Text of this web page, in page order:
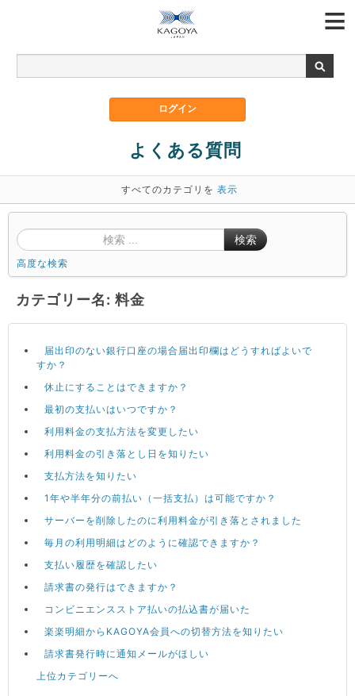
よくある質問
すべてのカテゴリを 表示
検索
高度な検索
カテゴリー名: 料金
届出印のない銀行口座の場合届出印欄はどうすればよいで
すか？
休止にすることはできますか？
最初の支払いはいつですか？
利用料金の支払方法を変更したい
利用料金の引き落とし日を知りたい
支払方法を知りたい
1年や半年分の前払い（一括支払）は可能ですか？
サーバーを削除したのに利用料金が引き落とされました
毎月の利用明細はどのように確認できますか？
支払い履歴を確認したい
請求書の発行はできますか？
コンビニエンスストア払いの払込書が届いた
楽楽明細からKAGOYA会員への切替方法を知りたい
請求書発行時に通知メールがほしい
上位カテゴリーへ